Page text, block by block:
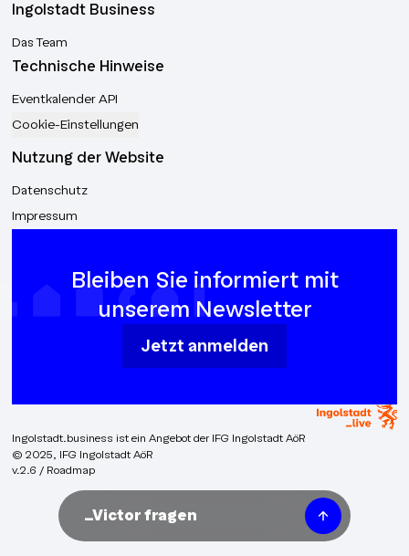
Ingolstadt Business
Das Team
Technische Hinweise
Eventkalender API
Cookie-Einstellungen
Nutzung der Website
Datenschutz
Impressum
Bleiben Sie informiert mit
unserem Newsletter
Jetzt anmelden
Ingolstadt.business ist ein Angebot der IFG Ingolstadt AöR
© 2025, IFG Ingolstadt AöR
v.2.6 / Roadmap